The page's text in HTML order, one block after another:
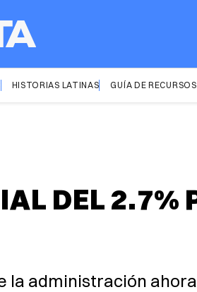
HISTORIAS LATINAS GUÍA DE RECURSOS
DEL 2.7%
la administración